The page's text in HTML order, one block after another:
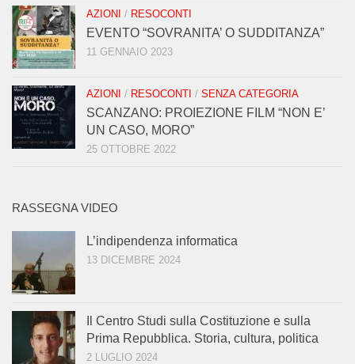
AZIONI / RESOCONTI
EVENTO “SOVRANITA’ O SUDDITANZA”
11 GENNAIO 2023
AZIONI / RESOCONTI / SENZA CATEGORIA
SCANZANO: PROIEZIONE FILM “NON E’
UN CASO, MORO”
25 OTTOBRE 2022
RASSEGNA VIDEO
L’indipendenza informatica
13 DICEMBRE 2024
Il Centro Studi sulla Costituzione e sulla
Prima Repubblica. Storia, cultura, politica
2 LUGLIO 2024